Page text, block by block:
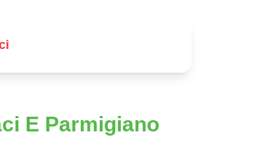
E Parmigiano